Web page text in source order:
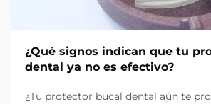
¿Qué signos indican que tu
dental ya no es efectivo?
¿Tu protector bucal dental aún te